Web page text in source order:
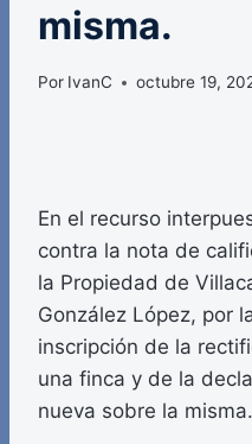
misma.
Por IvanC octubre 19,
En el recurso
contra la nota de
la Propiedad de
González López, por
inscripción de la
una finca y de la
nueva sobre la misma.